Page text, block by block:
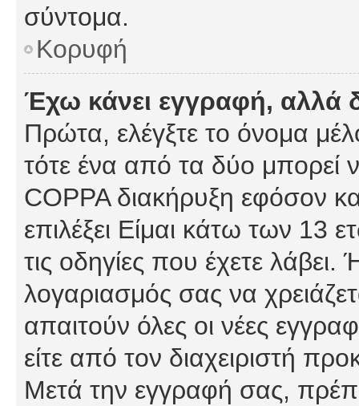
σύντομα.
Κορυφή
Έχω κάνει εγγραφή,
Πρώτα, ελέγξτε το όνομα
τότε ένα από τα δύο μπορεί
COPPA διακήρυξη εφόσον
επιλέξει Είμαι κάτω των 13
τις οδηγίες που έχετε λάβει.
λογαριασμός σας να
απαιτούν όλες οι νέες
είτε από τον διαχειριστή
Μετά την εγγραφή σας,